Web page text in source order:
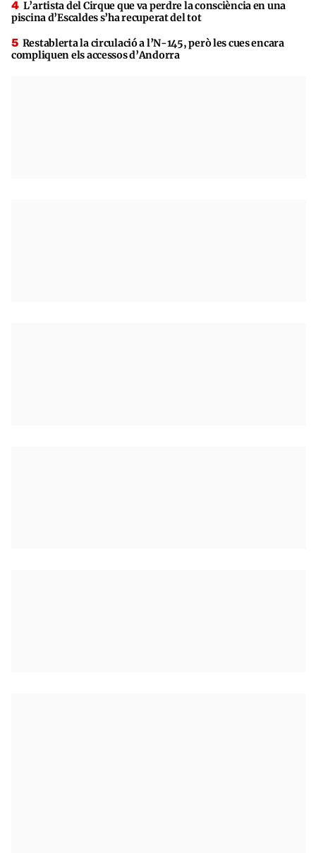
L’artista del Cirque que va perdre la consciència en una
piscina d’Escaldes s’ha recuperat del tot
Restablerta la circulació a l’N-145, però les cues encara
compliquen els accessos d’Andorra